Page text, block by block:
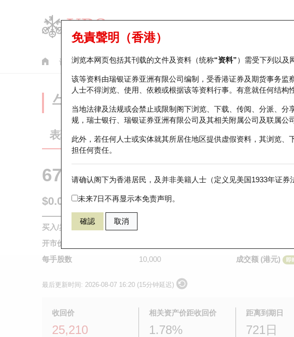
认股证 牛熊证 美股指数产品 轮证市场统计 正股数据及市场统
免責聲明（香港）
浏览本网页包括其刊载的文件及资料（统称“资料”）需受下列以及
该等资料由瑞银证券亚洲有限公司编制，受香港证券及期货事务监
人士不得浏览、使用、依赖或根据该等资料行事。有意就任何结构
当地法律及法规或会禁止或限制阁下浏览、下载、传阅、分派、
规，瑞士银行、瑞银证券亚洲有限公司及其相关附属公司及联属公
此外，若任何人士或实体就其所居住地区提供虚假资料，其浏览
担任何责任。
请确认阁下为香港居民，及并非美籍人士（定义见美国1933年证
未来7日不再显示本免责声明。
確認 取消
牛熊证分析仪
表现 街货统计 比较
67438 瑞银牛证 HSI 恒生指数
$0.055 0.017 (+44.74%) 即时
买入/卖出价
开市价
每手股数
10,000
成交额 (港元)
即
最后更新时间: 2026-08-07 16:20 (15分钟延迟)
收回价
25,210
相关资产价距收回价
1.78%
距离到期日
721日